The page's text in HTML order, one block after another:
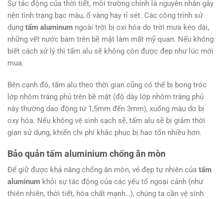
Sự tác động của thời tiết, môi trường chính là nguyên nhân gây
nên tình trạng bạc màu, ố vàng hay rỉ sét. Các công trình sử
dụng tấm aluminum ngoài trời bị oxi hóa do trời mưa kéo dài,
những vết nước bám trên bề mặt làm mất mỹ quan. Nếu không
biết cách xử lý thì tấm alu sẽ không còn được đẹp như lúc mới
mua.
Bên cạnh đó, tấm alu theo thời gian cũng có thể bị bong tróc
lớp nhôm tráng phủ trên bề mặt (độ dày lớp nhôm tráng phủ
này thường dao động từ 1,5mm đến 3mm), xuống màu do bị
oxy hóa. Nếu không vệ sinh sạch sẽ, tấm alu sẽ bị giảm thời
gian sử dụng, khiến chi phí khắc phục bị hao tốn nhiều hơn.
Bảo quản tấm aluminium chống ăn mòn
Để giữ được khả năng chống ăn mòn, vẻ đẹp tự nhiên của tấm
aluminum khỏi sự tác động của các yếu tố ngoại cảnh (như
thiên nhiên, thời tiết, hóa chất mạnh…), chúng ta cần vệ sinh